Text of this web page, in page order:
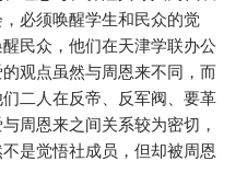
必须唤醒学生和民众的觉
民众，他们在天津学联办公
观点虽然与周恩来不同，而
二人在反帝、反军阀、要革
周恩来之间关系较为密切，
是觉悟社成员，但却被周恩